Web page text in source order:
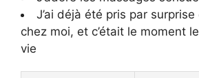
J’ai déjà été pris par
chez moi, et c’était le moment
vie